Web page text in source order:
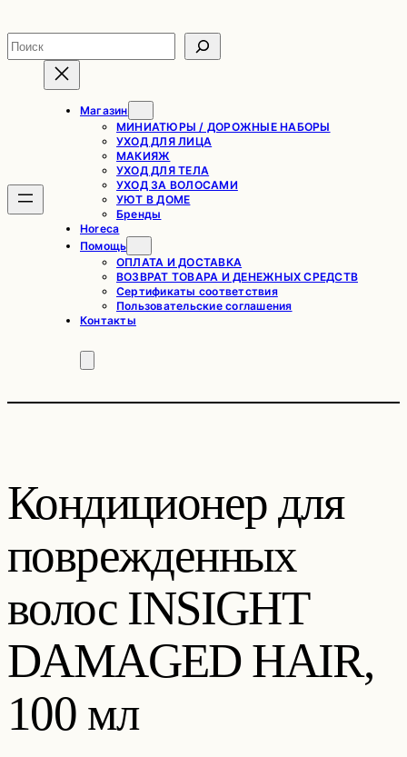
содержимому
Поиск
Магазин
МИНИАТЮРЫ / ДОРОЖНЫЕ НАБОРЫ
УХОД ДЛЯ ЛИЦА
МАКИЯЖ
УХОД ДЛЯ ТЕЛА
УХОД ЗА ВОЛОСАМИ
УЮТ В ДОМЕ
Бренды
Horeca
Помощь
ОПЛАТА И ДОСТАВКА
ВОЗВРАТ ТОВАРА И ДЕНЕЖНЫХ СРЕДСТВ
Сертификаты соответствия
Пользовательские соглашения
Контакты
Кондиционер для
поврежденных
волос INSIGHT
DAMAGED HAIR,
100 мл